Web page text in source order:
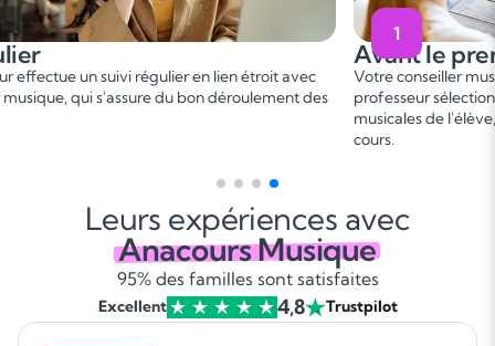
1
le premier cours
conseiller musique vous met en relation avec un
sélectionné, en fonction des besoins et aspirations
de l'élève, afin de convenir d'une date de premier
2
Ce 1er
besoins.
Leurs expériences avec
Anacours Musique
95% des familles sont satisfaites
Excellent 4,8 Trustpilot